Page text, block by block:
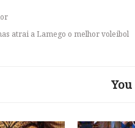
atrai a Lamego o melhor voleibol